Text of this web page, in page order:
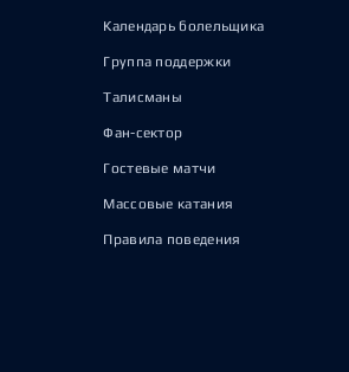
Календарь болельщика
Группа поддержки
Талисманы
Фан-сектор
Гостевые матчи
Массовые катания
Правила поведения